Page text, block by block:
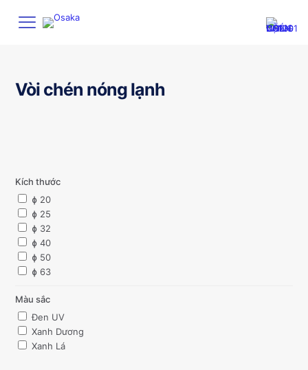
Vòi chén nóng lạnh
Kích thước
ɸ 20
ɸ 25
ɸ 32
ɸ 40
ɸ 50
ɸ 63
Màu sắc
Đen UV
Xanh Dương
Xanh Lá